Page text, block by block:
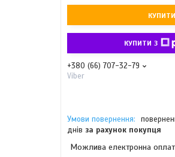
КУПИТИ
КУПИТИ З
+380 (66) 707-32-79
Viber
днів за рахунок покупця